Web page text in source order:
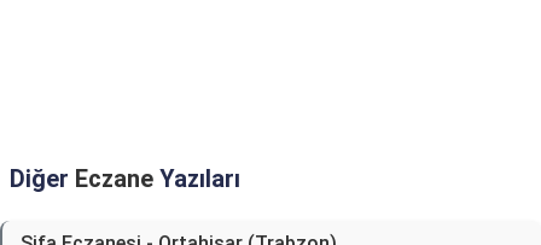
Diğer Eczane Yazıları